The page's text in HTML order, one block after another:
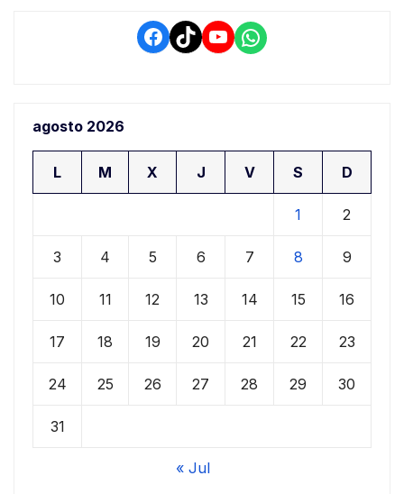
Facebook
TikTokYouTube
WhatsApp
agosto 2026
L M X J V S D
1 2
3 4 5 6 7 8 9
10 11 12 13 14 15 16
17 18 19 20 21 22 23
24 25 26 27 28 29 30
31
« Jul